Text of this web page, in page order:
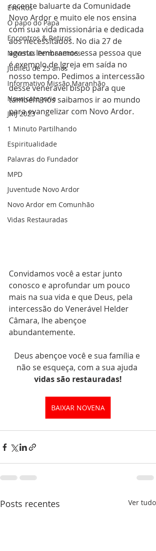
Eventos
O papo do Papa
Encontros & Retiros
Novenas Permanentes
Jubileu de 25 anos
Informativo Missão Maranhão
Nova categoria
JMJ 2023
1 Minuto Partilhando
Espiritualidade
Palavras do Fundador
MPD
Juventude Novo Ardor
Novo Ardor em Comunhão
Vidas Restauradas
recente baluarte da Comunidade
Novo Ardor e muito ele nos ensina
com sua vida missionária e dedicada
aos necessitados. No dia 27 de
agosto lembramos essa pessoa que
é exemplo de Igreja em saída no
nosso tempo. Pedimos a intercessão
desse venerável bispo para que
também nós saibamos ir ao mundo
para evangelizar com Novo Ardor.
Convidamos você a estar junto
conosco e aprofundar um pouco
mais na sua vida e que Deus, pela
intercessão do Venerável Helder
Câmara, lhe abençoe
abundantemente.
Deus abençoe você e sua família e
não se esqueça, com a sua ajuda
vidas são restauradas!
BAIXAR NOVENA
Posts recentes Ver tudo